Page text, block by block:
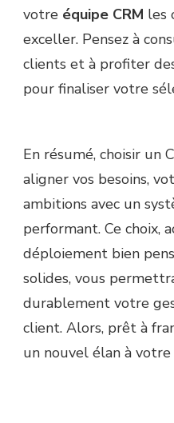
votre équipe CRM les
exceller. Pensez à
clients et à profiter
pour finaliser votre
En résumé, choisir un
aligner vos besoins,
ambitions avec un
performant. Ce choix,
déploiement bien
solides, vous
durablement votre
client. Alors, prêt à
un nouvel élan à